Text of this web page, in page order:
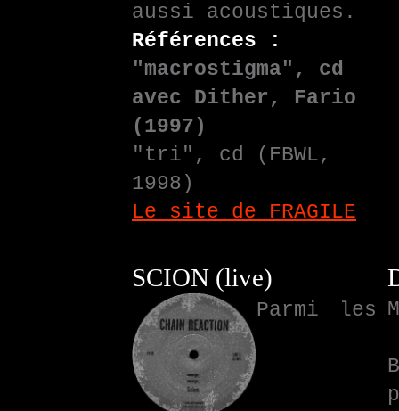
aussi acoustiques.
Références :
"macrostigma", cd
avec Dither, Fario
(1997)
"tri", cd (FBWL,
1998)
Le site de FRAGILE
SCION (live)
Parmi les